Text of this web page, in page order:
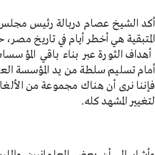
أكد الشيخ عصام دربالة رئيس مجلس
المتبقية هي أخطر أيام في تاريخ
أهداف الثورة عبر بناء باقي
أمام تسليم سلطة من يد المؤسسة
فإننا نرى أن هناك مجموعة من
لتغيير المشهد كله.